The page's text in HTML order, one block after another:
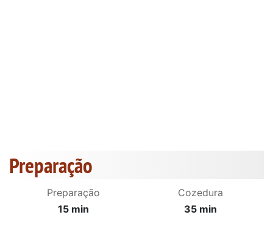
Preparação
Preparação
15 min
Cozedura
35 min